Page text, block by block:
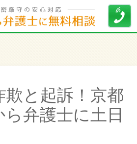
欺と起訴！京都
弁護士に土日